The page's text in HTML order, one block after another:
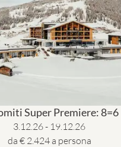
Super Premiere: 8=6
3.12.26 - 19.12.26
da € 2.424 a persona